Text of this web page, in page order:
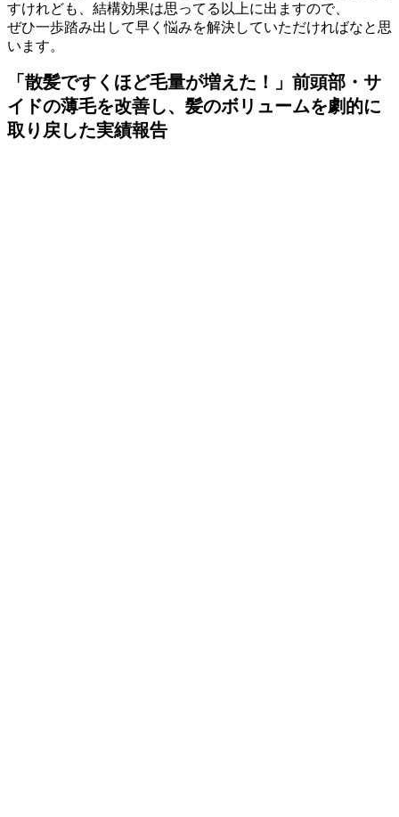
すけれども、結構効果は思ってる以上に出ますので、
ぜひ一歩踏み出して早く悩みを解決していただければなと思
います。
「散髪ですくほど毛量が増えた！」前頭部・サ
イドの薄毛を改善し、髪のボリュームを劇的に
取り戻した実績報告